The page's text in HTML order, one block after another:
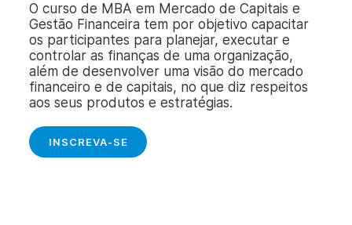
O curso de MBA em Mercado de Capitais e
Gestão Financeira tem por objetivo capacitar
os participantes para planejar, executar e
controlar as finanças de uma organização,
além de desenvolver uma visão do mercado
financeiro e de capitais, no que diz respeitos
aos seus produtos e estratégias.
INSCREVA-SE